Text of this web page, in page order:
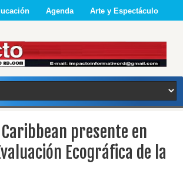
Agenda Arte y Espectáculo
presente en
Ecográfica de la